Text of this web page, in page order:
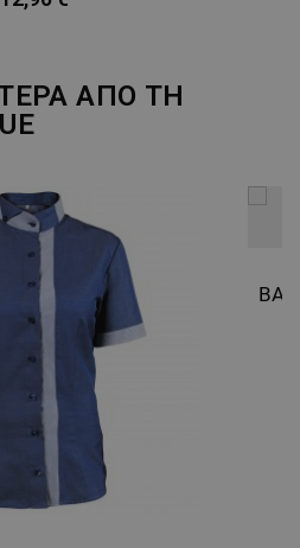
ΑΠΟ ΤΗ